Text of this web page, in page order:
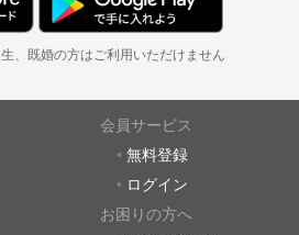
、既婚の方はご利用いただけません
会員サービス
無料登録
ログイン
お困りの方へ